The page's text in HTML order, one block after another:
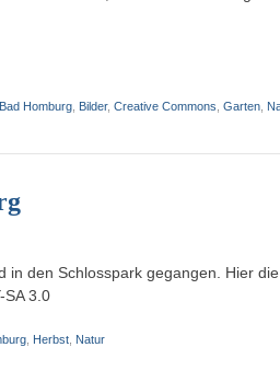
Bad Homburg Bilder, Creative Commons Garten
in den Schlosspark gegangen. Hier die
SA 3.0
Herbst Natur